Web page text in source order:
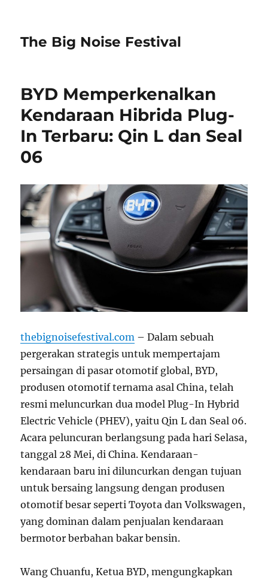
The Big Noise Festival
BYD Memperkenalkan
Kendaraan Hibrida Plug-
In Terbaru: Qin L dan Seal
06
thebignoisefestival.com – Dalam sebuah
pergerakan strategis untuk mempertajam
persaingan di pasar otomotif global, BYD,
produsen otomotif ternama asal China, telah
resmi meluncurkan dua model Plug-In Hybrid
Electric Vehicle (PHEV), yaitu Qin L dan Seal 06.
Acara peluncuran berlangsung pada hari Selasa,
tanggal 28 Mei, di China. Kendaraan-
kendaraan baru ini diluncurkan dengan tujuan
untuk bersaing langsung dengan produsen
otomotif besar seperti Toyota dan Volkswagen,
yang dominan dalam penjualan kendaraan
bermotor berbahan bakar bensin.
Wang Chuanfu, Ketua BYD, mengungkapkan